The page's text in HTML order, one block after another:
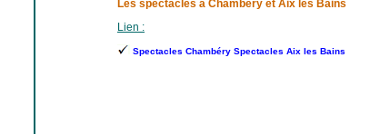
Les spectacles à Chambéry et Aix les Bains
Lien :
Spectacles Chambéry Spectacles Aix les Bains